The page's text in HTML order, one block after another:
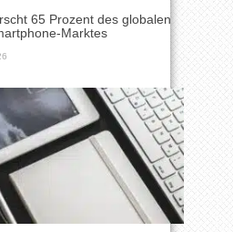
65 Prozent des globalen
Marktes